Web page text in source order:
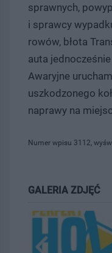
sprawnych,
i sprawcy
rowów, błota
auta
Awaryjne
uszkodzonego
naprawy na
Numer wpisu 3112,
GALERIA ZDJĘĆ